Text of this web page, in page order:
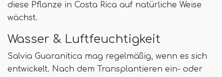
diese Pflanze in Costa Rica auf natürliche Weise
wächst.
Wasser & Luftfeuchtigkeit
Salvia Guaranitica mag regelmäßig, wenn es sich
entwickelt. Nach dem Transplantieren ein- oder